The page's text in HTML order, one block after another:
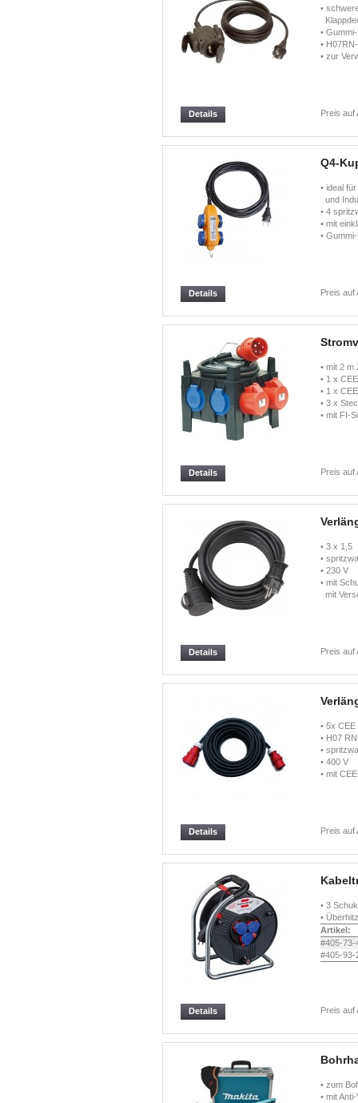
•
•
•
• zur
Preis auf
Details
Q4-
• ideal
und
• 4
• mit
•
Preis auf
Details
• mit 2 m
• 1 x
• 1 x
• 3 x
• mit FI-
Preis auf
Details
• 3 x 1,5
•
• 230 V
• mit
mit
Preis auf
Details
• 5x CEE
• H07
•
• 400 V
• mit
Preis auf
Details
• 3
•
Artikel:
#405-73-
#405-93-
Preis auf
Details
• zum
• mit